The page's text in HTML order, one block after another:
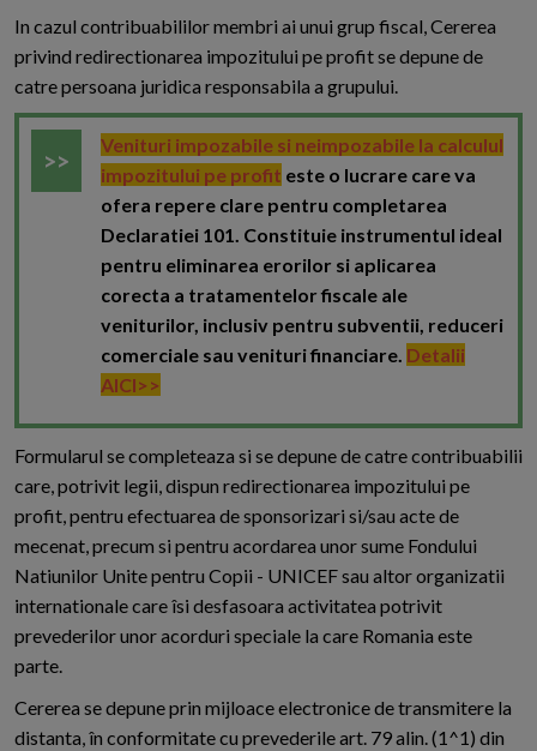
In cazul contribuabililor membri ai unui grup fiscal, Cererea
privind redirectionarea impozitului pe profit se depune de
catre persoana juridica responsabila a grupului.
Venituri impozabile si neimpozabile la calculul
impozitului pe profit este o lucrare care va
ofera repere clare pentru completarea
Declaratiei 101. Constituie instrumentul ideal
pentru eliminarea erorilor si aplicarea
corecta a tratamentelor fiscale ale
veniturilor, inclusiv pentru subventii, reduceri
comerciale sau venituri financiare. Detalii
AICI>>
Formularul se completeaza si se depune de catre contribuabilii
care, potrivit legii, dispun redirectionarea impozitului pe
profit, pentru efectuarea de sponsorizari si/sau acte de
mecenat, precum si pentru acordarea unor sume Fondului
Natiunilor Unite pentru Copii - UNICEF sau altor organizatii
internationale care îsi desfasoara activitatea potrivit
prevederilor unor acorduri speciale la care Romania este
parte.
Cererea se depune prin mijloace electronice de transmitere la
distanta, în conformitate cu prevederile art. 79 alin. (1^1) din